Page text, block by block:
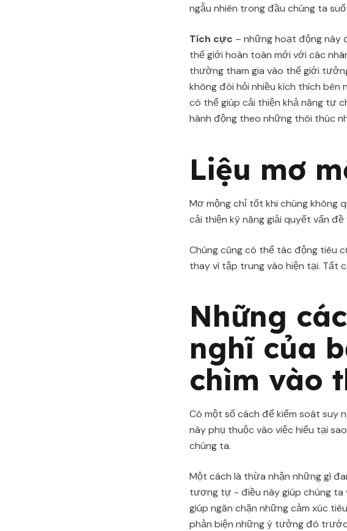
ngẫu nhiên trong đầu chúng ta
Tích cực – những hoạt động này
thế giới hoàn toàn mới với các
thường tham gia vào thế giới
không đòi hỏi nhiều kích thích
có thể giúp cải thiện khả năng tự
hành động theo những thôi thúc
Liệu mơ
Mơ mộng chỉ tốt khi chúng không
cải thiện kỹ năng giải quyết vấn
Chúng cũng có thể tác động tiêu
thay vì tập trung vào hiện tại. Tất
Những
nghĩ của
chìm vào
Có một số cách để kiểm soát suy
này phụ thuộc vào việc hiểu tại
chúng ta.
Một cách là thừa nhận những gì
tương tự - điều này giúp chúng ta
giúp ngăn chặn những cảm xúc
phản biện những ý tưởng đó